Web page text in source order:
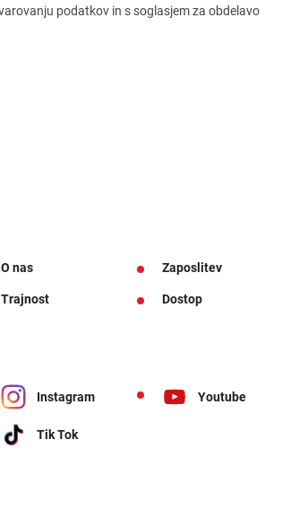
podatkov in s soglasjem za obdelavo
O nas Zaposlitev
Trajnost Dostop
Instagram Youtube
Tik Tok